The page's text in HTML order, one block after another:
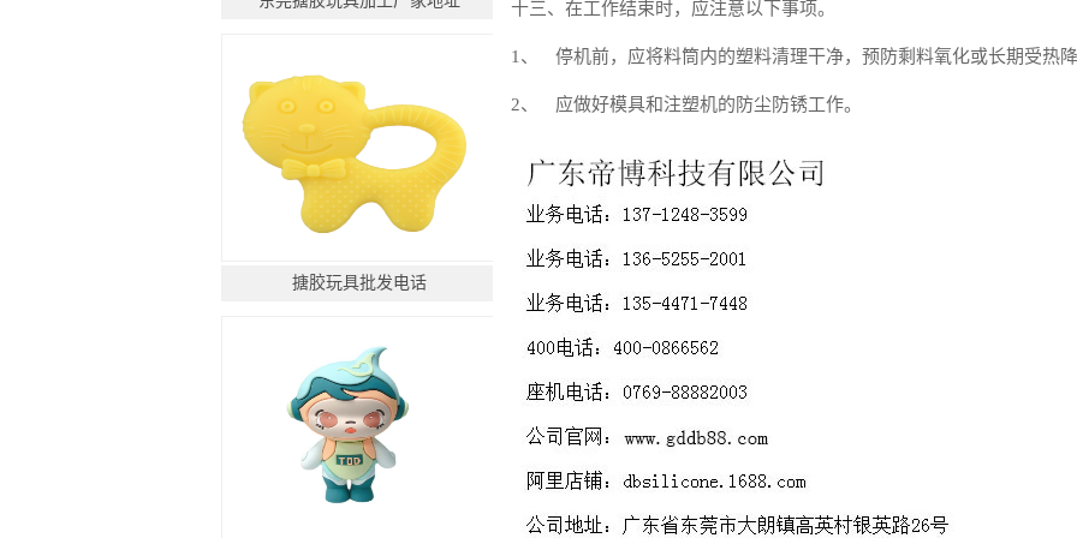
十三、在工作结束时，应注意以下事项。
1、 停机前，应将料筒内的塑料清理干净，预防剩料氧化或长期受热
2、 应做好模具和注塑机的防尘防锈工作。
搪胶玩具批发电话